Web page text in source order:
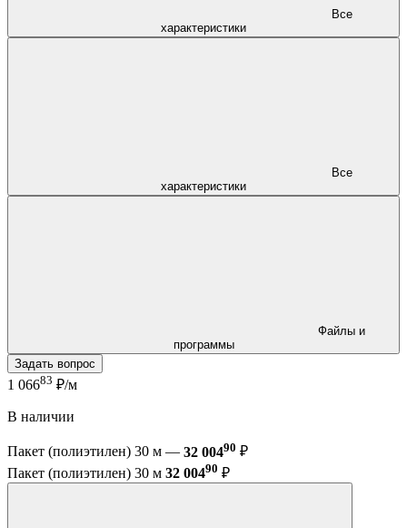
характеристики
характеристики
программы
Задать вопрос
1 06683 ₽/м
В наличии
Пакет (полиэтилен) 30 м — 32 00490 ₽
Пакет (полиэтилен) 30 м 32 00490 ₽